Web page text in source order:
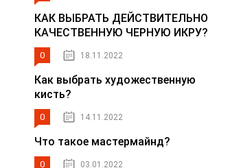
КАК ВЫБРАТЬ ДЕЙСТВИТЕЛЬНО
КАЧЕСТВЕННУЮ ЧЕРНУЮ ИКРУ?
0 18.11.2022
Как выбрать художественную
кисть?
0 14.11.2022
Что такое мастермайнд?
0 03.01.2022